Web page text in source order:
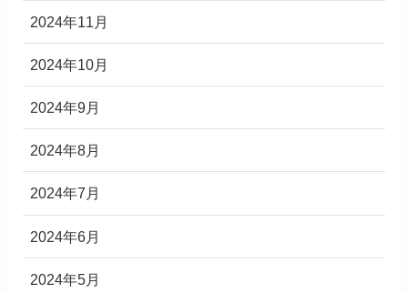
2024年11月
2024年10月
2024年9月
2024年8月
2024年7月
2024年6月
2024年5月